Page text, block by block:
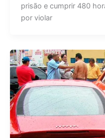
prisão e cumprir 480
por violar